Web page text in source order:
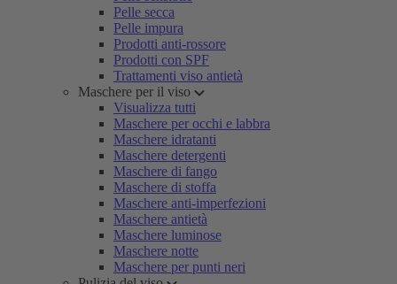
Pelle secca
Pelle impura
Prodotti anti-rossore
Prodotti con SPF
Trattamenti viso antietà
Maschere per il viso
Visualizza tutti
Maschere per occhi e labbra
Maschere idratanti
Maschere detergenti
Maschere di fango
Maschere di stoffa
Maschere anti-imperfezioni
Maschere antietà
Maschere luminose
Maschere notte
Maschere per punti neri